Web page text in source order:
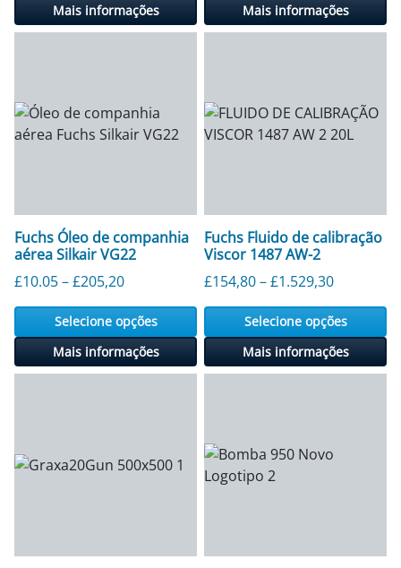
Mais informações
Mais informações
Fuchs Óleo de companhia
aérea Silkair VG22
£10.05–£205,20Faixa de preço: £ 10,05 a £ 205,20
Selecione opções
Mais informações
Fuchs Fluido de calibração
Viscor 1487 AW-2
£154,80–£1.529,30Faixa de
Selecione opções
Mais informações